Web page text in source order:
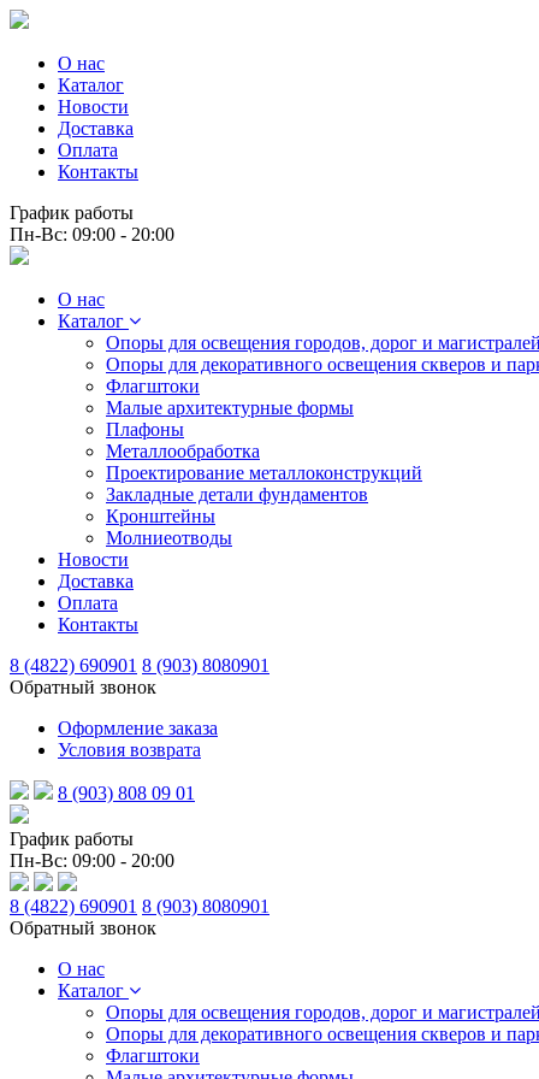
О нас
Каталог
Новости
Доставка
Оплата
Контакты
График работы
Пн-Вс: 09:00 - 20:00
О нас
Каталог
Опоры для освещения городов, дорог и магистралей
Опоры для декоративного освещения скверов и
Флагштоки
Малые архитектурные формы
Плафоны
Металлообработка
Проектирование металлоконструкций
Закладные детали фундаментов
Кронштейны
Молниеотводы
Новости
Доставка
Оплата
Контакты
8 (4822) 690901 8 (903) 8080901
Обратный звонок
Оформление заказа
Условия возврата
8 (903) 808 09 01
График работы
Пн-Вс: 09:00 - 20:00
8 (4822) 690901 8 (903) 8080901
Обратный звонок
О нас
Каталог
Опоры для освещения городов, дорог и магистралей
Опоры для декоративного освещения скверов и
Флагштоки